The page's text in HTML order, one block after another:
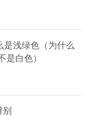
是浅绿色（为什么
是白色）